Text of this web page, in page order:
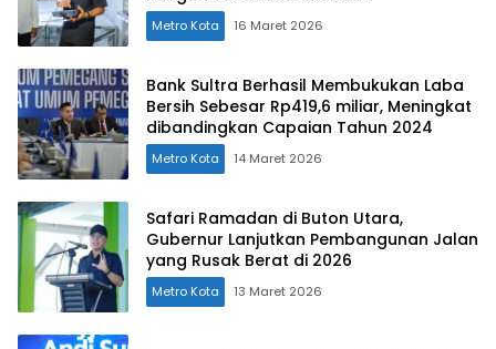
Metro Kota 16 Maret 2026
Bank Sultra Berhasil Membukukan Laba
Bersih Sebesar Rp419,6 miliar, Meningkat
dibandingkan Capaian Tahun 2024
Metro Kota 14 Maret 2026
Safari Ramadan di Buton Utara,
Gubernur Lanjutkan Pembangunan Jalan
yang Rusak Berat di 2026
Metro Kota 13 Maret 2026